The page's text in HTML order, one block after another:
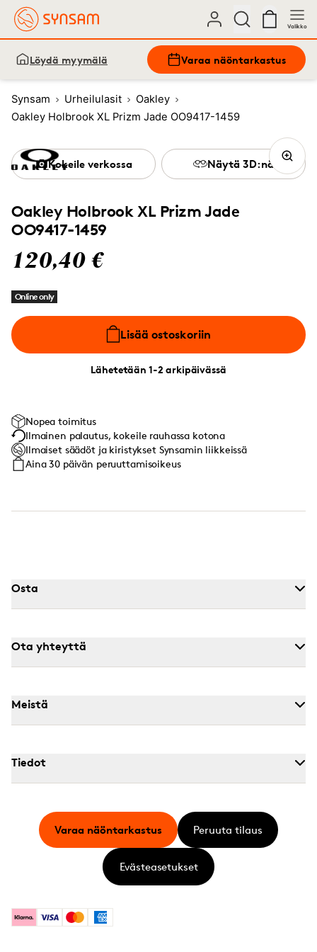
Valikko
Löydä myymälä Varaa näöntarkastus
Synsam Urheilulasit
Oakley
Oakley Holbrook XL Prizm Jade OO9417-1459
Oakley Holbrook XL Prizm Jade
OO9417-1459
120,40 €
Online only
Lisää ostoskoriin
Lähetetään 1-2 arkipäivässä
Kokeile verkossa Näytä 3D:nä
Nopea toimitus
Ilmainen palautus, kokeile rauhassa kotona
Ilmaiset säädöt ja kiristykset Synsamin liikkeissä
Aina 30 päivän peruuttamisoikeus
Osta
Ota yhteyttä
Meistä
Tiedot
KlarnaVisa MastercardAmerican Express
Varaa näöntarkastus Peruuta tilaus
Evästeasetukset